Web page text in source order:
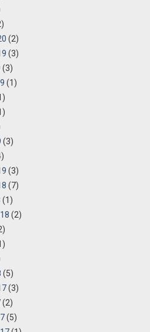
(2)
(3)
(3)
(1)
(3)
(3)
(7)
(1)
(2)
(5)
(3)
(2)
(5)